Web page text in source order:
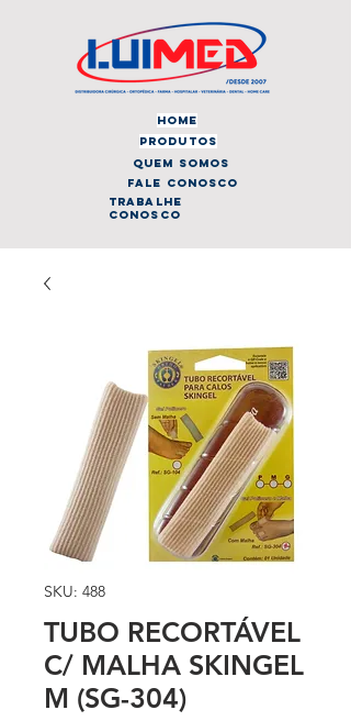
home
produtos
quem somos
fale conosco
trabalhe
conosco
SKU: 488
TUBO RECORTÁVEL
C/ MALHA SKINGEL
M (SG-304)